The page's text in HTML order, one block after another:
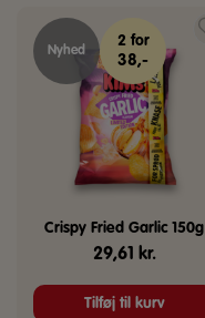
Nyhed
2 for
38,-
Crispy Fried Garlic 150g
29,61 kr.
Tilføj til kurv